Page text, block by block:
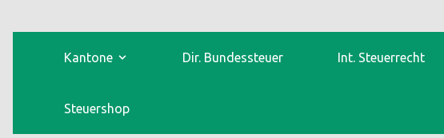
Kantone Dir. Bundessteuer Int. Steuerrecht
Steuershop